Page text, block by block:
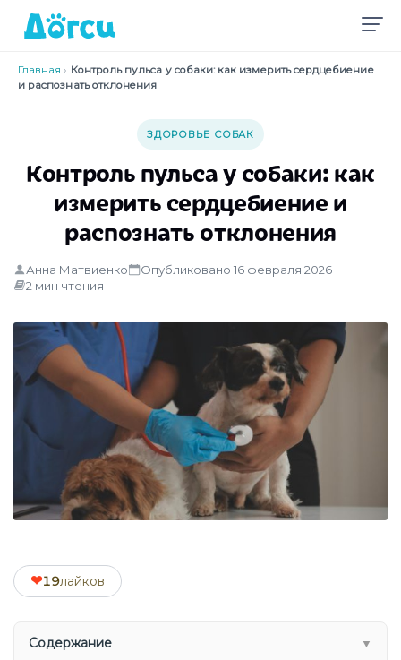
Главная › Контроль пульса у собаки: как измерить сердцебиение
и распознать отклонения
ЗДОРОВЬЕ СОБАК
Контроль пульса у собаки: как
измерить сердцебиение и
распознать отклонения
Анна Матвиенко
Опубликовано 16 февраля 2026
2 мин чтения
❤19лайков
Содержание ▼